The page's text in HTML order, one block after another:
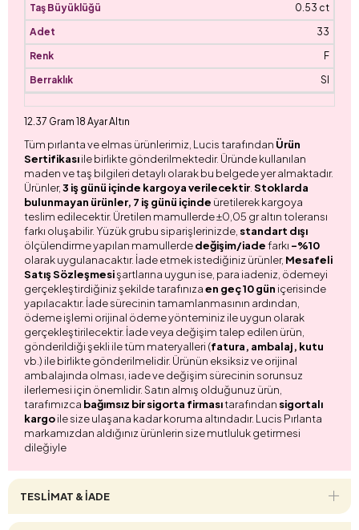
0.53 ct
33
F
SI
12.37 Gram 18 Ayar Altın
Tüm pırlanta ve elmas ürünlerimiz, Lucis tarafından Ürün
Sertifikasıile birlikte gönderilmektedir. Üründe kullanılan
maden ve taş bilgileri detaylı olarak bu belgede yer almaktadır.
Ürünler,3 iş günü içinde kargoya verilecektir. Stoklarda
bulunmayan ürünler, 7 iş günü içinde üretilerek kargoya
teslim edilecektir. Üretilen mamullerde ±0,05 gr altın toleransı
farkı oluşabilir. Yüzük grubu siparişlerinizde, standart dışı
ölçülendirme yapılan mamullerdedeğişim/iadefarkı -%10
olarak uygulanacaktır. İade etmek istediğiniz ürünler, Mesafeli
Satış Sözleşmesişartlarına uygun ise, para iadeniz, ödemeyi
gerçekleştirdiğiniz şekilde tarafınızaen geç 10 gün içerisinde
yapılacaktır. İade sürecinin tamamlanmasının ardından,
ödeme işlemi orijinal ödeme yönteminiz ile uygun olarak
gerçekleştirilecektir. İade veya değişim talep edilen ürün,
gönderildiği şekli ile tüm materyalleri (fatura, ambalaj, kutu
vb.) ile birlikte gönderilmelidir. Ürünün eksiksiz ve orijinal
ambalajında olması, iade ve değişim sürecinin sorunsuz
ilerlemesi için önemlidir. Satın almış olduğunuz ürün,
tarafımızca bağımsız bir sigorta firmasıtarafından sigortalı
kargoile size ulaşana kadar koruma altındadır. Lucis Pırlanta
markamızdan aldığınız ürünlerin size mutluluk getirmesi
dileğiyle
TESLİMAT & İADE